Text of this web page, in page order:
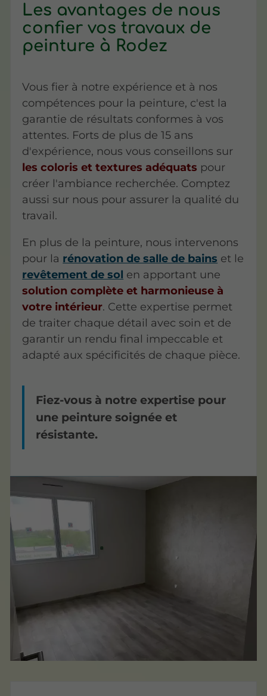
Les avantages de nous
confier vos travaux de
peinture à Rodez
Vous fier à notre expérience et à nos
compétences pour la peinture, c'est la
garantie de résultats conformes à vos
attentes. Forts de plus de 15 ans
d'expérience, nous vous conseillons sur
les coloris et textures adéquats pour
créer l'ambiance recherchée. Comptez
aussi sur nous pour assurer la qualité du
travail.
En plus de la peinture, nous intervenons
pour la rénovation de salle de bains et le
revêtement de sol en apportant une
solution complète et harmonieuse à
votre intérieur. Cette expertise permet
de traiter chaque détail avec soin et de
garantir un rendu final impeccable et
adapté aux spécificités de chaque pièce.
Fiez-vous à notre expertise pour
une peinture soignée et
résistante.